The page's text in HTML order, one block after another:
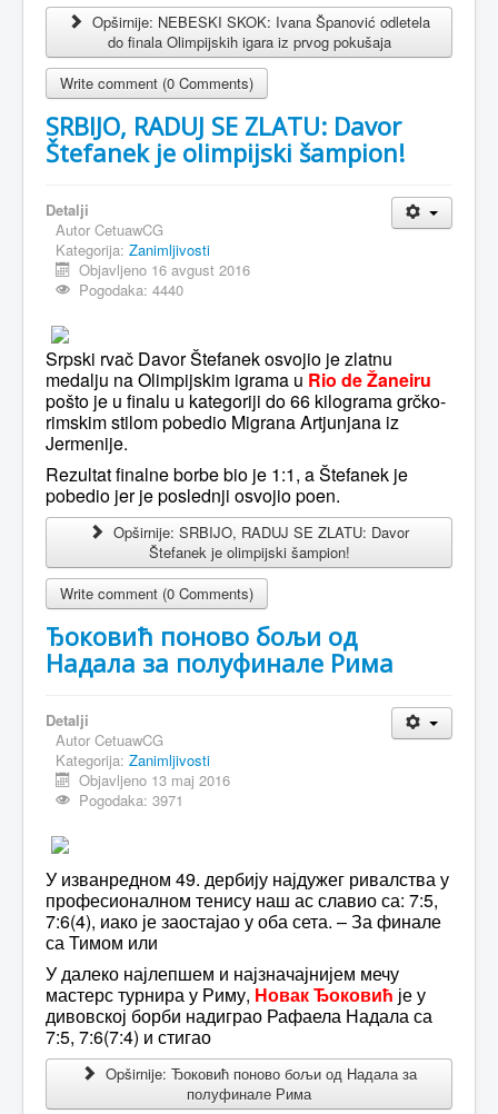
Opširnije: NEBESKI SKOK: Ivana Španović odletela
do finala Olimpijskih igara iz prvog pokušaja
Write comment (0 Comments)
SRBIJO, RADUJ SE ZLATU: Davor
Štefanek je olimpijski šampion!
Detalji
Autor CetuawCG
Kategorija: Zanimljivosti
Objavljeno 16 avgust 2016
Pogodaka: 4440
Srpski rvač Davor Štefanek osvojio je zlatnu
medalju na Olimpijskim igrama u Rio de Žaneiru
pošto je u finalu u kategoriji do 66 kilograma grčko-
rimskim stilom pobedio Migrana Artjunjana iz
Jermenije.
Rezultat finalne borbe bio je 1:1, a Štefanek je
pobedio jer je poslednji osvojio poen.
Opširnije: SRBIJO, RADUJ SE ZLATU: Davor
Štefanek je olimpijski šampion!
Write comment (0 Comments)
Ђоковић поново бољи од
Надала за полуфинале Рима
Detalji
Autor CetuawCG
Kategorija: Zanimljivosti
Objavljeno 13 maj 2016
Pogodaka: 3971
У изванредном 49. дербију најдужег ривалства у
професионалном тенису наш ас славио са: 7:5,
7:6(4), иако је заостајао у оба сета. – За финале
са Тимом или
У далеко најлепшем и најзначајнијем мечу
мастерс турнира у Риму, Новак Ђоковић је у
дивовској борби надиграо Рафаела Надала са
7:5, 7:6(7:4) и стигао
Opširnije: Ђоковић поново бољи од Надала за
полуфинале Рима